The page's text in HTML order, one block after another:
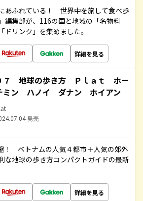
あふれている！ 世界中を旅して食べ歩
編集部が、116の国と地域の「名物料
リンク」を集めました。
詳細を見る
７ 地球の歩き方 Ｐｌａｔ ホー
ミン ハノイ ダナン ホイアン
発売
！ ベトナムの人気４都市＋人気の郊外
な地球の歩き方コンパクトガイドの最新
詳細を見る